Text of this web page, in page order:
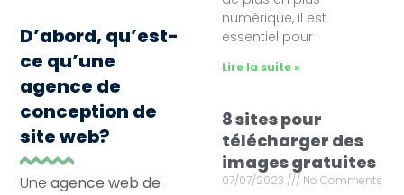
D’abord, qu’est-
ce qu’une
agence de
conception de
site web?
Uneagence web de
numérique, il est
essentiel pour
Lire la suite »
8 sites pour
télécharger des
images gratuites
07/07/2023 No Comments